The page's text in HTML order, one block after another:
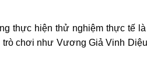
thực hiện thử nghiệm thực tế
chơi như Vương Giả Vinh